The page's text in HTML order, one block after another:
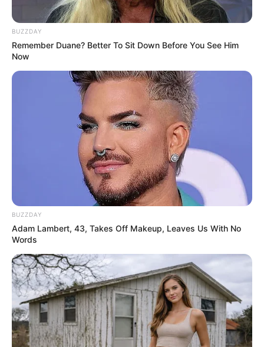
BUZZDAY
Remember Duane? Better To Sit Down Before You See Him
Now
BUZZDAY
Adam Lambert, 43, Takes Off Makeup, Leaves Us With No
Words